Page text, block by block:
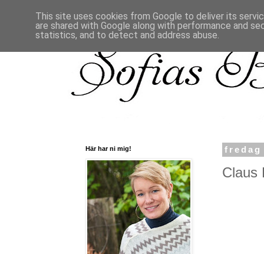
fredag
Claus
Här har ni mig!
This site uses cookies from Google to deliver its
are shared with Google along with performance and
statistics, and to detect and address abuse.